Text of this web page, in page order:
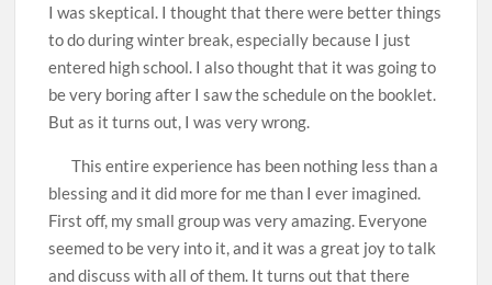
I was skeptical. I thought that there were better things
to do during winter break, especially because I just
entered high school. I also thought that it was going to
be very boring after I saw the schedule on the booklet.
But as it turns out, I was very wrong.
This entire experience has been nothing less than a
blessing and it did more for me than I ever imagined.
First off, my small group was very amazing. Everyone
seemed to be very into it, and it was a great joy to talk
and discuss with all of them. It turns out that there